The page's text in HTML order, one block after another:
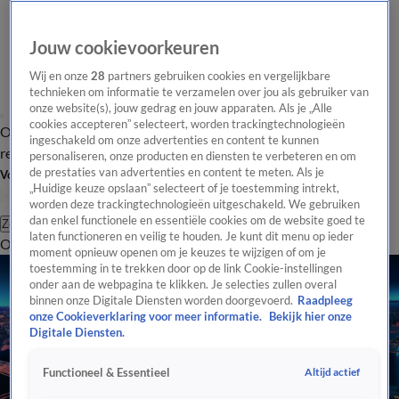
Overzicht Laatste nieuws Regionieuws Het beste van Hart
Tip de
redactie
Volg Hart van Nederland
Zoeken
OverzichtRegioUitzendingenWeerTip de redactiePanelVideo's
Jouw cookievoorkeuren
Wij en onze28 partners gebruiken cookies en vergelijkbare
technieken om informatie te verzamelen over jou als gebruiker van
onze website(s), jouw gedrag en jouw apparaten. Als je „Alle
cookies accepteren” selecteert, worden trackingtechnologieën
ingeschakeld om onze advertenties en content te kunnen
personaliseren, onze producten en diensten te verbeteren en om
de prestaties van advertenties en content te meten. Als je
„Huidige keuze opslaan” selecteert of je toestemming intrekt,
worden deze trackingtechnologieën uitgeschakeld. We gebruiken
dan enkel functionele en essentiële cookies om de website goed te
laten functioneren en veilig te houden. Je kunt dit menu op ieder
moment opnieuw openen om je keuzes te wijzigen of om je
toestemming in te trekken door op de link Cookie-instellingen
onder aan de webpagina te klikken. Je selecties zullen overal
binnen onze Digitale Diensten worden doorgevoerd. Raadpleeg
onze Cookieverklaring voor meer informatie.
Bekijk hier onze
Digitale Diensten.
Functioneel & Essentieel Altijd actief